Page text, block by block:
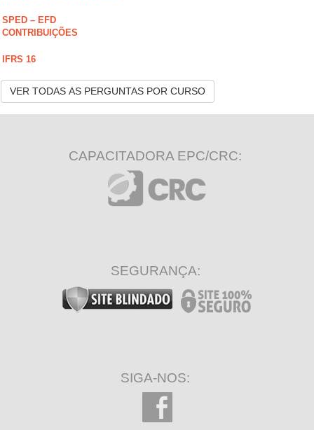
SPED – EFD
CONTRIBUIÇÕES
IFRS 16
VER TODAS AS PERGUNTAS POR CURSO
CAPACITADORA EPC/CRC:
SEGURANÇA:
SIGA-NOS: